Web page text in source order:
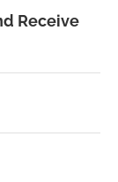
Receive